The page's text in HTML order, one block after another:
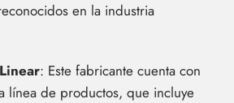
en la industria
: Este fabricante cuenta con
línea de productos, que incluye